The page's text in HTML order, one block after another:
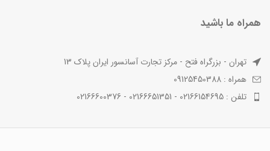
همراه ما باشید
تهران - بزرگراه فتح - مرکز تجارت آسانسور ایران پلاک 13
همراه : 09125450388
تلفن : 02166154695 - 02166651351 - 02166600376